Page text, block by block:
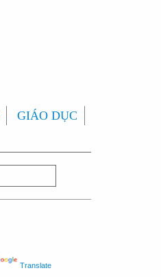
GIÁO DỤC
Translate